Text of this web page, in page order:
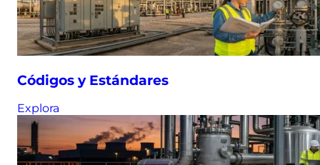
Códigos y Estándares
Explora